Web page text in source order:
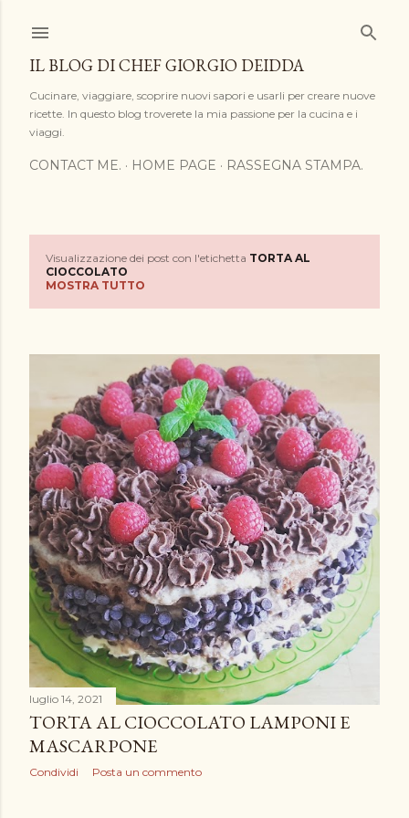
IL BLOG DI CHEF GIORGIO DEIDDA
Cucinare, viaggiare, scoprire nuovi sapori e usarli per creare nuove
ricette. In questo blog troverete la mia passione per la cucina e i
viaggi.
CONTACT ME. HOME PAGE RASSEGNA STAMPA.
o
s
Visualizzazione dei post con l'etichetta TORTA AL
CIOCCOLATO
MOSTRA TUTTO
luglio 14, 2021
TORTA AL CIOCCOLATO LAMPONI E
MASCARPONE
Condividi Posta un commento